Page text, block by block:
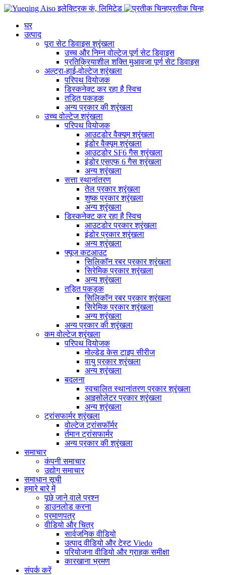
प्रतीक चिन्ह
घर
उत्पाद
पूरा सेट डिवाइस श्रृंखला
उच्च और निम्न वोल्टेज पूर्ण सेट डिवाइस
प्रतिक्रियाशील शक्ति मुआवजा पूर्ण सेट डिवाइस
अल्ट्रा-हाई-वोल्टेज श्रृंखला
परिपथ वियोजक
डिस्कनेक्ट कर रहा है स्विच
तड़ित पकड़क
अन्य प्रकार की श्रृंखला
उच्च वोल्टेज श्रृंखला
परिपथ वियोजक
आउटडोर वैक्यूम श्रृंखला
इंडोर वैक्यूम श्रृंखला
आउटडोर SF6 गैस श्रृंखला
इंडोर एसएफ 6 गैस श्रृंखला
अन्य श्रृंखला
सत्ता स्थानांतरण
तेल प्रकार श्रृंखला
शुष्क प्रकार श्रृंखला
अन्य श्रृंखला
डिस्कनेक्ट कर रहा है स्विच
आउटडोर प्रकार श्रृंखला
इंडोर प्रकार श्रृंखला
अन्य श्रृंखला
फ्यूज कटआउट
सिलिकॉन रबर प्रकार श्रृंखला
सिरेमिक प्रकार श्रृंखला
अन्य श्रृंखला
तड़ित पकड़क
सिलिकॉन रबर प्रकार श्रृंखला
सिरेमिक प्रकार श्रृंखला
अन्य श्रृंखला
अन्य प्रकार की श्रृंखला
कम वोल्टेज श्रृंखला
परिपथ वियोजक
मोल्डेड केस टाइप सीरीज
वायु प्रकार श्रृंखला
अन्य श्रृंखला
बदलना
स्वचालित स्थानांतरण प्रकार श्रृंखला
आइसोलेटर प्रकार श्रृंखला
अन्य श्रृंखला
ट्रांसफार्मर श्रृंखला
वोल्टेज ट्रांसफॉर्मर
र्तमान ट्रांसफार्मर
अन्य प्रकार की श्रृंखला
समाचार
कंपनी समाचार
उद्योग समाचार
समाधान सूची
हमारे बारे में
पूछे जाने वाले प्रश्न
डाउनलोड करना
प्रमाणपत्र
वीडियो और चित्र
सार्वजनिक वीडियो
उत्पाद वीडियो और टेस्ट Viedo
परियोजना वीडियो और ग्राहक समीक्षा
कारखाना भ्रमण
संपर्क करें